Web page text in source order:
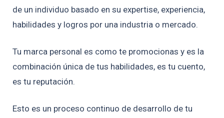
de un individuo basado en su expertise, experiencia,
habilidades y logros por una industria o mercado.
Tu marca personal es como te promocionas y es la
combinación única de tus habilidades, es tu cuento,
es tu reputación.
Esto es un proceso continuo de desarrollo de tu